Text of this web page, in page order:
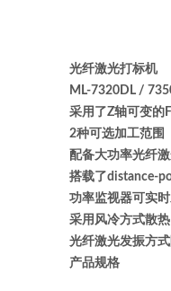
光纤激光打标机
ML-7320DL /
采用了Z轴可变的
2种可选加工范围
配备大功率光纤
搭载了distance-
功率监视器可实
采用风冷方式散
光纤激光发振方
产品规格